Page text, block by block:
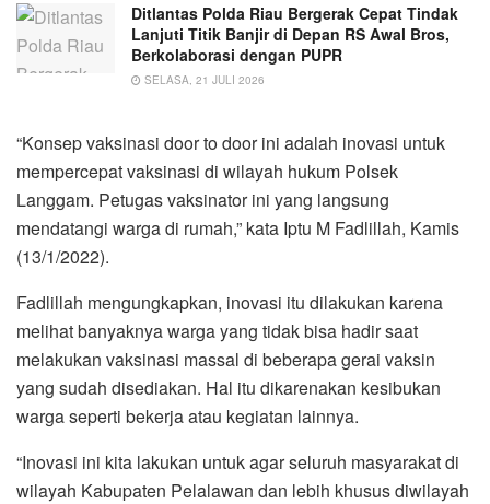
Ditlantas Polda Riau Bergerak Cepat Tindak
Lanjuti Titik Banjir di Depan RS Awal Bros,
Berkolaborasi dengan PUPR
SELASA, 21 JULI 2026
“Konsep vaksinasi door to door ini adalah inovasi untuk
mempercepat vaksinasi di wilayah hukum Polsek
Langgam. Petugas vaksinator ini yang langsung
mendatangi warga di rumah,” kata Iptu M Fadlillah, Kamis
(13/1/2022).
Fadlillah mengungkapkan, inovasi itu dilakukan karena
melihat banyaknya warga yang tidak bisa hadir saat
melakukan vaksinasi massal di beberapa gerai vaksin
yang sudah disediakan. Hal itu dikarenakan kesibukan
warga seperti bekerja atau kegiatan lainnya.
“Inovasi ini kita lakukan untuk agar seluruh masyarakat di
wilayah Kabupaten Pelalawan dan lebih khusus diwilayah